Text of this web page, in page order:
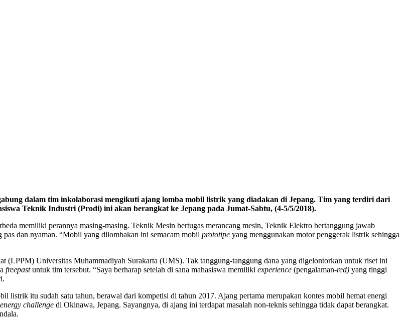
dalam tim inkolaborasi mengikuti ajang lomba mobil listrik yang diadakan di Jepang. Tim yang terdiri dari
Teknik Industri (Prodi) ini akan berangkat ke Jepang pada Jumat-Sabtu, (4-5/5/2018).
memiliki perannya masing-masing. Teknik Mesin bertugas merancang mesin, Teknik Elektro bertanggung jawab
dan nyaman. “Mobil yang dilombakan ini semacam mobil prototipe yang menggunakan motor penggerak listrik sehingga
(LPPM) Universitas Muhammadiyah Surakarta (UMS). Tak tanggung-tanggung dana yang digelontorkan untuk riset ini
freepastuntuk tim tersebut. “Saya berharap setelah di sana mahasiswa memiliki experience (pengalaman-red) yang tinggi
listrik itu sudah satu tahun, berawal dari kompetisi di tahun 2017. Ajang pertama merupakan kontes mobil hemat energi
energy challenge di Okinawa, Jepang. Sayangnya, di ajang ini terdapat masalah non-teknis sehingga tidak dapat berangkat.